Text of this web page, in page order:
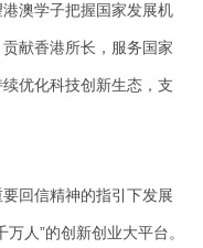
澳学子把握国家发展机
献香港所长，服务国家
优化科技创新生态，支
回信精神的指引下发展
人”的创新创业大平台。